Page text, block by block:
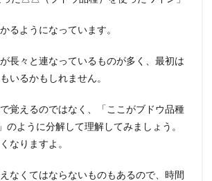
るようになっています。
長々と連なっているものが多く、最初は
いるかもしれません。
覚えるのではなく、「ここがブドウ品種
のように分解して理解してみましょう。
なりますよ。
なくてはならないものもあるので、時間